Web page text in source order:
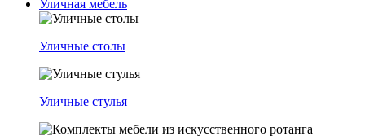
Уличная мебель
Уличные столы
Уличные стулья